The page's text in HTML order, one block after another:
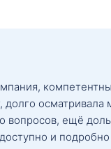
осматривала
вопросов, ещё
и